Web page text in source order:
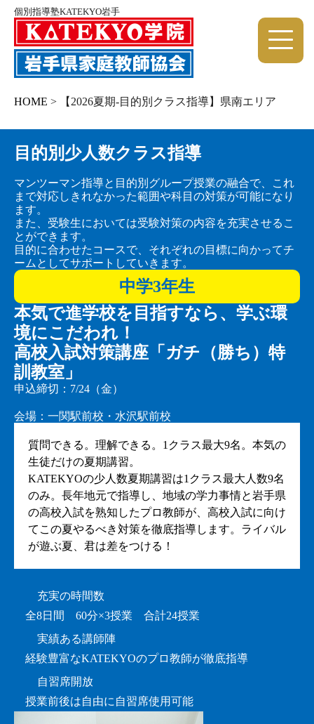
個別指導塾KATEKYO岩手
HOME > 【2026夏期-目的別クラス指導】県南エリア
目的別少人数クラス指導
マンツーマン指導と目的別グループ授業の融合で、これ
まで対応しきれなかった範囲や科目の対策が可能になり
ます。
また、受験生においては受験対策の内容を充実させるこ
とができます。
目的に合わせたコースで、それぞれの目標に向かってチ
ームとしてサポートしていきます。
中学3年生
本気で進学校を目指すなら、学ぶ環
境にこだわれ！
高校入試対策講座「ガチ（勝ち）特
訓教室」
申込締切：7/24（金）
会場：一関駅前校・水沢駅前校
質問できる。理解できる。1クラス最大9名。本気の
生徒だけの夏期講習。
KATEKYOの少人数夏期講習は1クラス最大人数9名
のみ。長年地元で指導し、地域の学力事情と岩手県
の高校入試を熟知したプロ教師が、高校入試に向け
てこの夏やるべき対策を徹底指導します。ライバル
が遊ぶ夏、君は差をつける！
充実の時間数
全8日間 60分×3授業 合計24授業
実績ある講師陣
経験豊富なKATEKYOのプロ教師が徹底指導
自習席開放
授業前後は自由に自習席使用可能